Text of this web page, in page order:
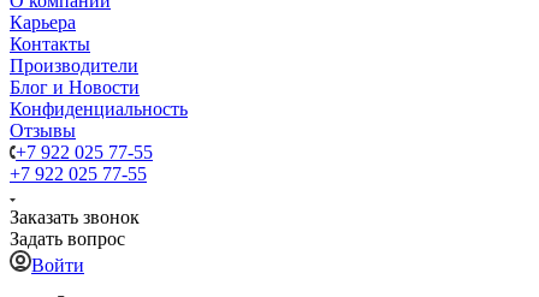
Карьера
Контакты
Производители
Блог и Новости
Конфиденциальность
Отзывы
+7 922 025 77-55
+7 922 025 77-55
Заказать звонок
Задать вопрос
Войти